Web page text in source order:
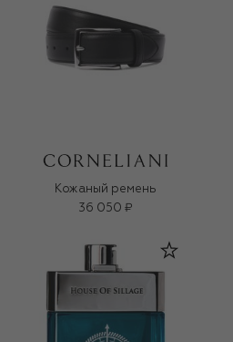
Кожаный ремень
36 050 ₽